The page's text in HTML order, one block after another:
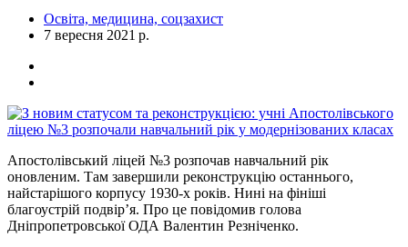
Освіта, медицина, соцзахист
7 вересня 2021 р.
Апостолівський ліцей №3 розпочав навчальний рік
оновленим. Там завершили реконструкцію останнього,
найстарішого корпусу 1930-х років. Нині на фініші
благоустрій подвір’я. Про це повідомив голова
Дніпропетровської ОДА Валентин Резніченко.